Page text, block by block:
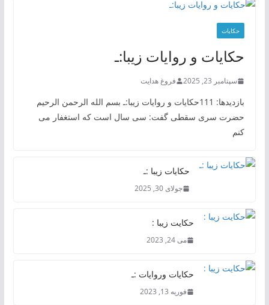
حکایات
حکایات و روایات زیبا:ـ
سپتامبر 23, 2025 فروغ هدایت
بازدیدها: 111حکایات و روایات زیبا:ـ بسم الله الرحمن الرحیم
حضرت سری سقطی گفت: سی سال است که استغفار می
کنم
حکایات زیبا :ـ
جولای 30, 2025
حکایت زیبا :
می 24, 2023
حکایات وروایات :ـ
فوریه 13, 2023